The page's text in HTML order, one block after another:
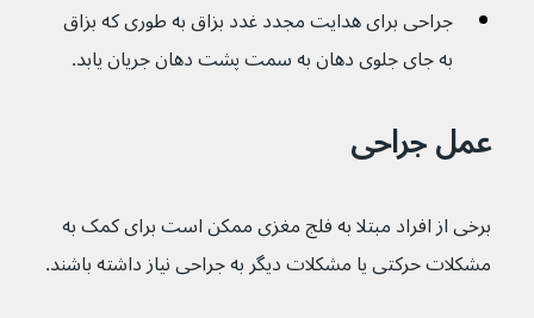
جراحی برای هدایت مجدد غدد بزاق به طوری که بزاق
به جای جلوی دهان به سمت پشت دهان جریان یابد.
عمل جراحی
برخی از افراد مبتلا به فلج مغزی ممکن است برای کمک به
مشکلات حرکتی یا مشکلات دیگر به جراحی نیاز داشته باشند.